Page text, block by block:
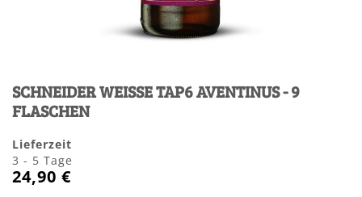
SCHNEIDER WEISSE TAP6 AVENTINUS - 9
FLASCHEN
Lieferzeit
3 - 5 Tage
24,90 €
der
Bildergalerie
springen